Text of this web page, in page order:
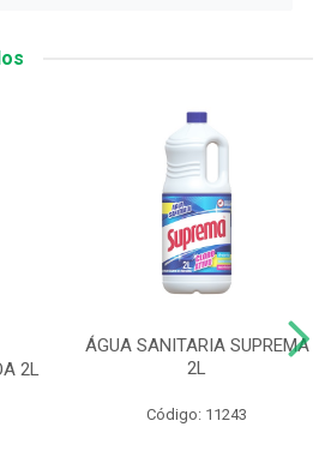
2L
ÁGUA SANITARIA SUPREMA
2L
Código: 11243